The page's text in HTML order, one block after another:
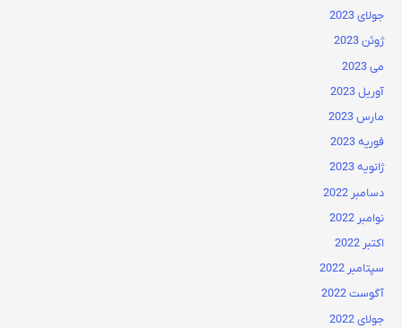
جولای 2023
ژوئن 2023
می 2023
آوریل 2023
مارس 2023
فوریه 2023
ژانویه 2023
دسامبر 2022
نوامبر 2022
اکتبر 2022
سپتامبر 2022
آگوست 2022
جولای 2022